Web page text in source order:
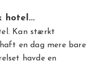
hotel...
Kan stærkt
en dag mere bare
havde en